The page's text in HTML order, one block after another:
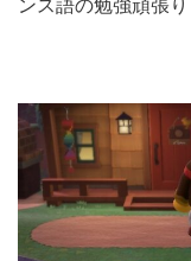
ラ
を
学
う！
ウ
ェ